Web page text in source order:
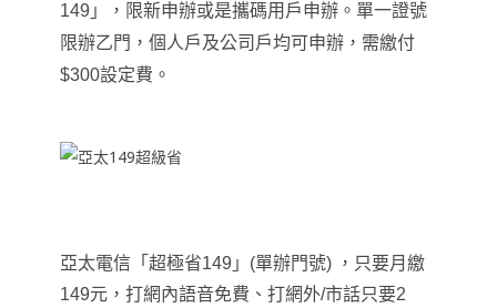
149 」
，限新申辦或是攜碼用戶申辦。單一證號
限辦乙門，個人戶及公司戶均可申辦 ， 需繳付
$300設定費。
亞太電信 「 超極省149 」 (單辦門號) ， 只要月繳
149元 ，打網內語音免費 、 打網外/市話只要2